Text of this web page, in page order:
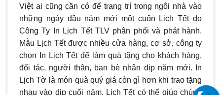
Việt ai cũng cần có để trang trí trong ngôi nhà vào
những ngày đầu năm mới một cuốn Lịch Tết do
Công Ty In Lịch Tết TLV phân phối và phát hành.
Mẫu Lịch Tết được nhiều cửa hàng, cơ sở, công ty
chọn In Lịch Tết để làm quà tặng cho khách hàng,
đối tác, người thân, bạn bè nhân dịp năm mới. In
Lịch Tờ là món quà quý giá còn gì hơn khi trao tặng
nhau vào dịp cuối năm. Lịch Tết có thể giúp chúng